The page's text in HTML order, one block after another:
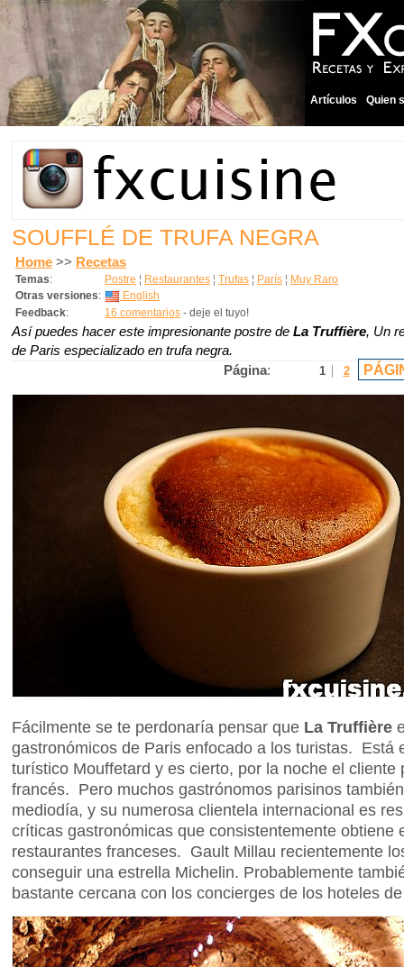
Artículos Quien
SOUFFLÉ DE TRUFA NEGRA
Home >> Recetas
Temas: Postre ¦ Restaurantes ¦ Trufas ¦ París ¦ Muy Raro
Otras versiones:
English
Feedback: 16 comentarios - deje el tuyo!
Así puedes hacer este impresionante postre de La Truffière, Un
de Paris especializado en trufa negra.
Página: 1 2
Fácilmente se te perdonaría pensar que La Truffière
gastronómicos de Paris enfocado a los turistas. Está
turístico Mouffetard y es cierto, por la noche el cliente
francés. Pero muchos gastrónomos parisinos
mediodía, y su numerosa clientela internacional es
críticas gastronómicas que consistentemente obtiene
restaurantes franceses. Gault Millau recientemente
conseguir una estrella Michelin. Probablemente
bastante cercana con los concierges de los hoteles